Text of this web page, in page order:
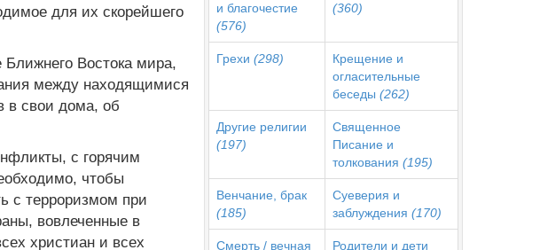
для их скорейшего
Востока мира,
между находящимися
в свои дома, об
с горячим
чтобы
с терроризмом при
вовлеченные в
христиан и всех
и благочестие
(576)
(360)
Грехи (298)
Крещение и
огласительные
беседы (262)
Другие религии
(197)
Священное
Писание и
толкования (195)
Венчание, брак
(185)
Суеверия и
заблуждения (170)
Смерть / вечная
Родители и дети